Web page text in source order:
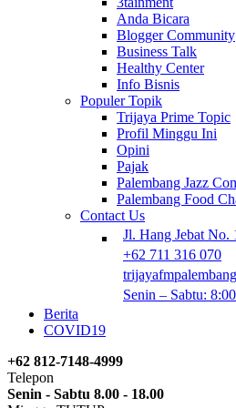
Anda Bicara
Blogger Community
Business Talk
Healthy Center
Info Bisnis
Populer Topik
Trijaya Prime Topic
Profil Minggu Ini
Opini
Pajak
Palembang Jazz
Palembang Food
Contact Us
Jl. Hang Jebat No.
+62 711 316 070
Senin – Sabtu:
Berita
COVID19
+62 812-7148-4999
Telepon
Senin - Sabtu 8.00 - 18.00